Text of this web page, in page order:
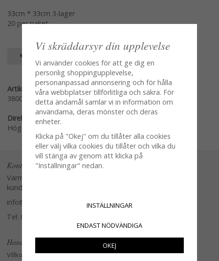
33cm * 33cm 3-lager
20 per paket
Artikelnummer:
380015
Direktlänk:
Högerklicka och kopiera adressen
Kontakta oss
Varmt välkommen att kontakta vår
kundtjänst.
info@glasverandan.se
Tel: 079-3495968
Handla
Villkor
Vi skräddarsyr din upplevelse
Vi använder cookies för att ge dig en
personlig shoppingupplevelse,
personanpassad annonsering och för hålla
våra webbplatser tillförlitliga och säkra. För
detta ändamål samlar vi in information om
användarna, deras mönster och deras
enheter.
Klicka på "Okej" om du tillåter alla cookies
eller välj vilka cookies du tillåter och vilka du
vill stänga av genom att klicka på
"Inställningar" nedan.
INSTÄLLNINGAR
ENDAST NÖDVÄNDIGA
OKEJ